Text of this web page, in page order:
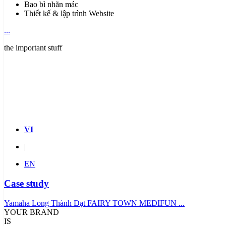
Bao bì nhãn mác
Thiết kế & lập trình Website
...
the important stuff
VI
|
EN
Case study
Yamaha Long Thành Đạt FAIRY TOWN MEDIFUN ...
YOUR BRAND
IS